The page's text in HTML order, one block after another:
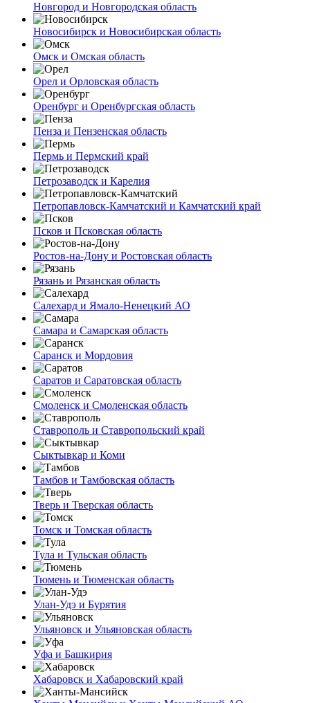
Новгород и Новгородская область
Новосибирск и Новосибирская область
Омск и Омская область
Орел и Орловская область
Оренбург и Оренбургская область
Пенза и Пензенская область
Пермь и Пермский край
Петрозаводск и Карелия
Петропавловск-Камчатский и Камчатский край
Псков и Псковская область
Ростов-на-Дону и Ростовская область
Рязань и Рязанская область
Салехард и Ямало-Ненецкий АО
Самара и Самарская область
Саранск и Мордовия
Саратов и Саратовская область
Смоленск и Смоленская область
Ставрополь и Ставропольский край
Сыктывкар и Коми
Тамбов и Тамбовская область
Тверь и Тверская область
Томск и Томская область
Тула и Тульская область
Тюмень и Тюменская область
Улан-Удэ и Бурятия
Ульяновск и Ульяновская область
Уфа и Башкирия
Хабаровск и Хабаровский край